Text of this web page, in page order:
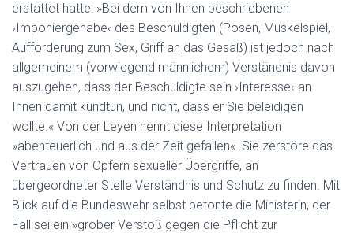
erstattet hatte: »Bei dem von Ihnen beschriebenen
›Imponiergehabe‹ des Beschuldigten (Posen, Muskelspiel,
Aufforderung zum Sex, Griff an das Gesäß) ist jedoch nach
allgemeinem (vorwiegend männlichem) Verständnis davon
auszugehen, dass der Beschuldigte sein ›Interesse‹ an
Ihnen damit kundtun, und nicht, dass er Sie beleidigen
wollte.« Von der Leyen nennt diese Interpretation
»abenteuerlich und aus der Zeit gefallen«. Sie zerstöre das
Vertrauen von Opfern sexueller Übergriffe, an
übergeordneter Stelle Verständnis und Schutz zu finden. Mit
Blick auf die Bundeswehr selbst betonte die Ministerin, der
Fall sei ein »grober Verstoß gegen die Pflicht zur